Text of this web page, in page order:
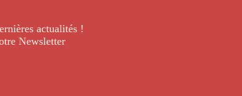
actualités !
Newsletter.